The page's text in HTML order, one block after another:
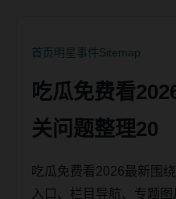
首页明星事件Sitemap
吃瓜免费看
关问题整理20
吃瓜免费看2026最新围
入口、栏目导航、专题